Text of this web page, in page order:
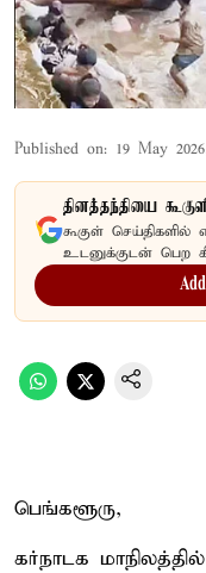
Published on: 19 May
தினத்தந்தியை
கூகுள் செய்திகளில்
உடனுக்குடன் பெற
பெங்களூரு,
கர்நாடக